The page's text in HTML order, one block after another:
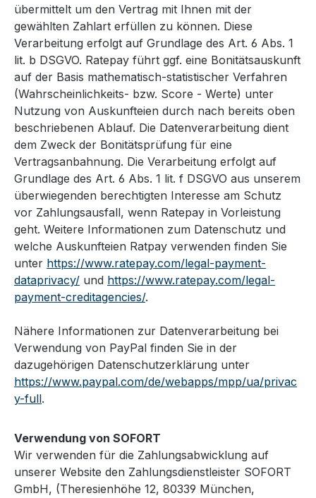
übermittelt um den Vertrag mit Ihnen mit der
gewählten Zahlart erfüllen zu können. Diese
Verarbeitung erfolgt auf Grundlage des Art. 6 Abs. 1
lit. b DSGVO. Ratepay führt ggf. eine Bonitätsauskunft
auf der Basis mathematisch-statistischer Verfahren
(Wahrscheinlichkeits- bzw. Score - Werte) unter
Nutzung von Auskunfteien durch nach bereits oben
beschriebenen Ablauf. Die Datenverarbeitung dient
dem Zweck der Bonitätsprüfung für eine
Vertragsanbahnung. Die Verarbeitung erfolgt auf
Grundlage des Art. 6 Abs. 1 lit. f DSGVO aus unserem
überwiegenden berechtigten Interesse am Schutz
vor Zahlungsausfall, wenn Ratepay in Vorleistung
geht. Weitere Informationen zum Datenschutz und
welche Auskunfteien Ratpay verwenden finden Sie
unter https://www.ratepay.com/legal-payment-
dataprivacy/ und https://www.ratepay.com/legal-
payment-creditagencies/.
Nähere Informationen zur Datenverarbeitung bei
Verwendung von PayPal finden Sie in der
dazugehörigen Datenschutzerklärung unter
https://www.paypal.com/de/webapps/mpp/ua/privac
y-full.
Verwendung von SOFORT
Wir verwenden für die Zahlungsabwicklung auf
unserer Website den Zahlungsdienstleister SOFORT
GmbH, (Theresienhöhe 12, 80339 München,